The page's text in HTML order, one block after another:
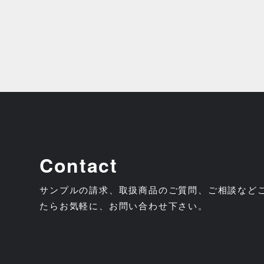
Contact
サンプルの請求、取扱商品のご質問、ご相談など
たらお気軽に、お問い合わせ下さい。